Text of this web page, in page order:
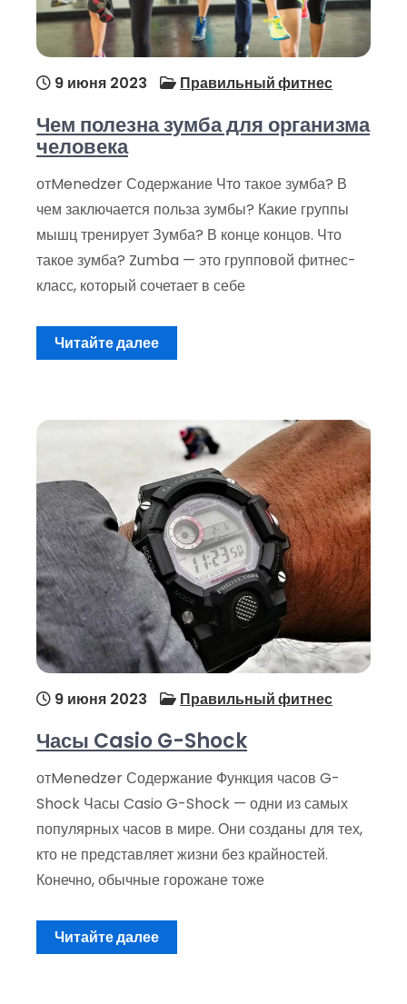
9 июня 2023 Правильный фитнес
Чем полезна зумба для организма
человека
отMenedzer Содержание Что такое зумба? В
чем заключается польза зумбы? Какие группы
мышц тренирует Зумба? В конце концов. Что
такое зумба? Zumba — это групповой фитнес-
класс, который сочетает в себе
Читайте далее
9 июня 2023 Правильный фитнес
Часы Casio G-Shock
отMenedzer Содержание Функция часов G-
Shock Часы Casio G-Shock — одни из самых
популярных часов в мире. Они созданы для тех,
кто не представляет жизни без крайностей.
Конечно, обычные горожане тоже
Читайте далее